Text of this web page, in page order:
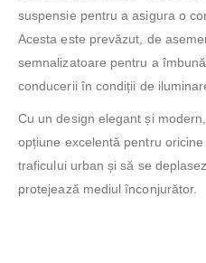
suspensie pentru a asigura o
Acesta este prevăzut, de
semnalizatoare pentru a
conducerii în condiții de
Cu un design elegant și
opțiune excelentă pentru
traficului urban și să se
protejează mediul înconjurător.